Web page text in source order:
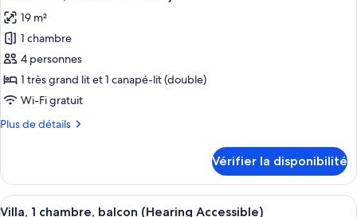
1
canapé-
lit,
balcon
(Hearing
Accessible)
et
canapé-
lit,
balcon
Accessible)
les
photos
pour
ce
type
de
chambre :
très
grand
lit
19 m²
1 chambre
4 personnes
1 très grand lit et 1 canapé-lit (double)
Wi-Fi gratuit
Plus de détails
Plus
Chambre,
très
Vérifier la disponibilité
Afficher
Une chambre d’hôtel moderne dotée
7
Villa, 1 chambre, balcon (Hearing Accessible)